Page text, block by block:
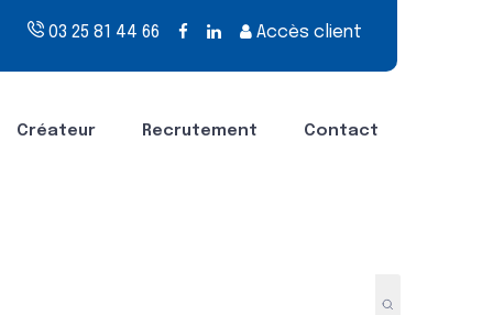
03 25 81 44 66 Accès client
Créateur Recrutement Contact